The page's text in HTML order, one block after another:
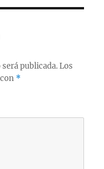
publicada. Los
*